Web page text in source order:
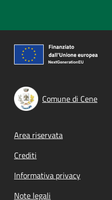
Comune di Cene
Footer menu
Area riservata
Crediti
Informativa privacy
Note legali